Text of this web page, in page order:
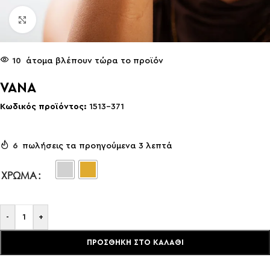
Click to enlarge
10 άτομα βλέπουν τώρα το προϊόν
VANA
Κωδικός προϊόντος: 1513-371
6 πωλήσεις τα προηγούμενα 3 λεπτά
ΧΡΏΜΑ
- +
ΠΡΟΣΘΉΚΗ ΣΤΟ ΚΑΛΆΘΙ